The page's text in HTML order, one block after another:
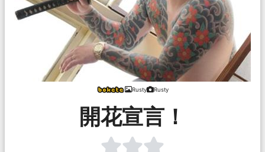
Rusty Rusty
開花宣言！